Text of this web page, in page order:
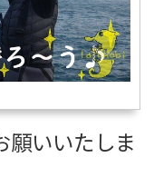
願いいたしま